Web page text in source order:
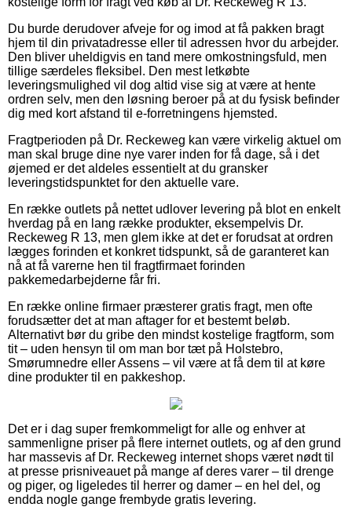
Du burde derudover afveje for og imod at få pakken bragt
hjem til din privatadresse eller til adressen hvor du arbejder.
Den bliver uheldigvis en tand mere omkostningsfuld, men
tillige særdeles fleksibel. Den mest letkøbte
leveringsmulighed vil dog altid vise sig at være at hente
ordren selv, men den løsning beroer på at du fysisk befinder
dig med kort afstand til e-forretningens hjemsted.
Fragtperioden på Dr. Reckeweg kan være virkelig aktuel om
man skal bruge dine nye varer inden for få dage, så i det
øjemed er det aldeles essentielt at du gransker
leveringstidspunktet for den aktuelle vare.
En række outlets på nettet udlover levering på blot en enkelt
hverdag på en lang række produkter, eksempelvis Dr.
Reckeweg R 13, men glem ikke at det er forudsat at ordren
lægges forinden et konkret tidspunkt, så de garanteret kan
nå at få varerne hen til fragtfirmaet forinden
pakkemedarbejderne får fri.
En række online firmaer præsterer gratis fragt, men ofte
forudsætter det at man aftager for et bestemt beløb.
Alternativt bør du gribe den mindst kostelige fragtform, som
tit – uden hensyn til om man bor tæt på Holstebro,
Smørumnedre eller Assens – vil være at få dem til at køre
dine produkter til en pakkeshop.
Det er i dag super fremkommeligt for alle og enhver at
sammenligne priser på flere internet outlets, og af den grund
har massevis af Dr. Reckeweg internet shops været nødt til
at presse prisniveauet på mange af deres varer – til drenge
og piger, og ligeledes til herrer og damer – en hel del, og
endda nogle gange frembyde gratis levering.